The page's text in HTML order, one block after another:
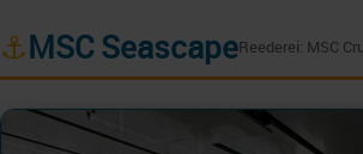
⚓MSC SeascapeReederei: MSC